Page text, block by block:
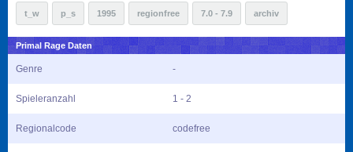
t_w p_s 1995 regionfree 7.0 - 7.9 archiv
Primal Rage Daten
Genre -
Spieleranzahl 1 - 2
Regionalcode codefree